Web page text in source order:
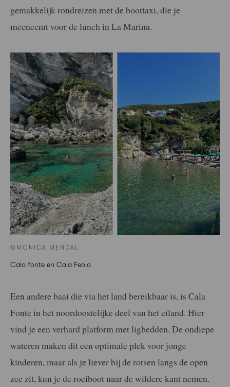
gemakkelijk rondreizen met de boottaxi, die je
meeneemt voor de lunch in La Marina.
©MONICA MENDAL
Cala fonte en Cala Feola
Een andere baai die via het land bereikbaar is, is Cala
Fonte in het noordoostelijke deel van het eiland. Hier
vind je een verhard platform met ligbedden. De ondiepe
wateren maken dit een optimale plek voor jonge
kinderen, maar als je liever bij de rotsen langs de open
zee zit, kun je de roeiboot naar de wildere kant nemen.